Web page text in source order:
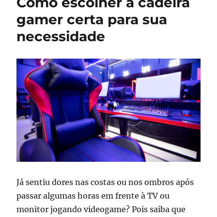
em
canal
para
dar
dicas
de
jogos
para
filhos
gamer certa para sua
necessidade
Já sentiu dores nas costas ou nos ombros após
passar algumas horas em frente à TV ou
monitor jogando videogame? Pois saiba que